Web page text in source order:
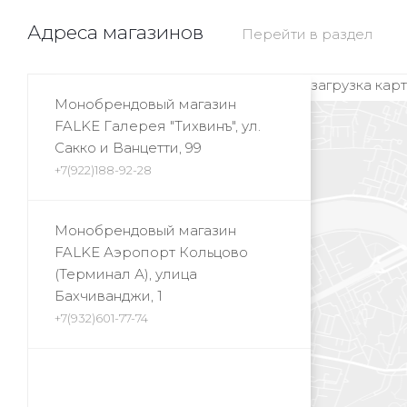
Адреса магазинов Перейти в раздел
Монобрендовый магазин
FALKE Галерея "Тихвинъ", ул.
Сакко и Ванцетти, 99
+7(922)188-92-28
Монобрендовый магазин
FALKE Аэропорт Кольцово
(Терминал А), улица
Бахчиванджи, 1
+7(932)601-77-74
загрузка